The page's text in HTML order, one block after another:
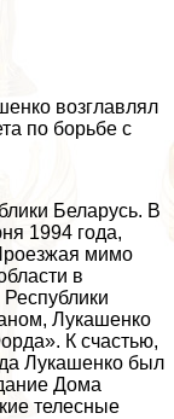
возглавлял
по борьбе с
Беларусь. В
1994 года,
мимо
в
Лукашенко
К счастью,
Лукашенко был
Дома
телесные